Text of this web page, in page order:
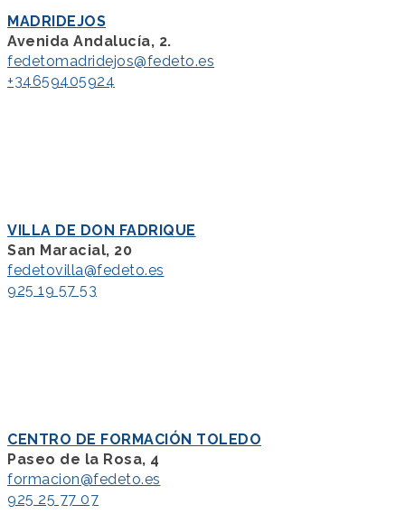
MADRIDEJOS
Avenida Andalucía, 2.
fedetomadridejos@fedeto.es
+34659405924
VILLA DE DON FADRIQUE
San Maracial, 20
fedetovilla@fedeto.es
925 19 57 53
CENTRO DE FORMACIÓN TOLEDO
Paseo de la Rosa, 4
formacion@fedeto.es
925 25 77 07